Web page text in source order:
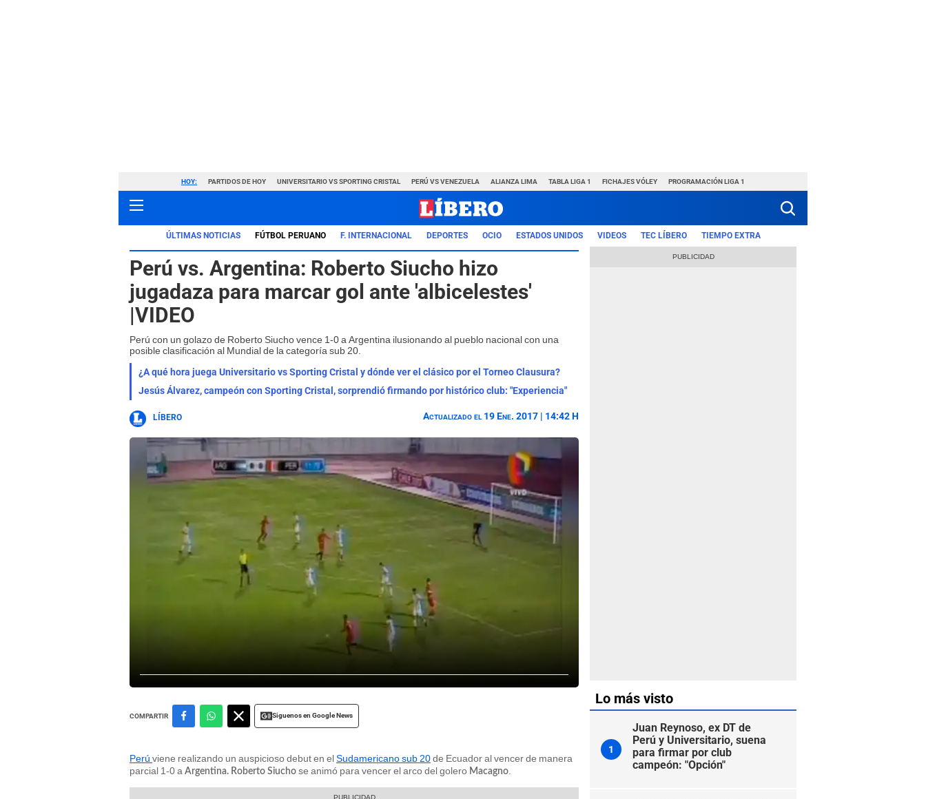
HOY: PARTIDOS DE HOY UNIVERSITARIO VS SPORTING CRISTAL PERÚ VS VENEZUELA ALIANZA LIMA TABLA LIGA 1 FICHAJES VÓLEY PROGRAMACIÓN LIGA 1
ÚLTIMAS NOTICIAS FÚTBOL PERUANO F. INTERNACIONAL DEPORTES OCIO ESTADOS UNIDOS VIDEOS TEC LÍBERO TIEMPO EXTRA
Perú vs. Argentina: Roberto Siucho hizo
jugadaza para marcar gol ante 'albicelestes'
|VIDEO
Perú con un golazo de Roberto Siucho vence 1-0 a Argentina ilusionando al pueblo nacional con una
posible clasificación al Mundial de la categoría sub 20.
¿A qué hora juega Universitario vs Sporting Cristal y dónde ver el clásico por el Torneo Clausura?
Jesús Álvarez, campeón con Sporting Cristal, sorprendió firmando por histórico club: "Experiencia"
LÍBERO Actualizado el 19 Ene. 2017 | 14:42 H
COMPARTIR Siguenos en Google News
Perú viene realizando un auspicioso debut en elSudamericano sub 20de Ecuador al vencer de manera
parcial 1-0 a Argentina. Roberto Siucho se animó para vencer el arco del golero Macagno
Lo más visto
1
Juan Reynoso, ex DT de
Perú y Universitario, suena
para firmar por club
campeón: "Opción"